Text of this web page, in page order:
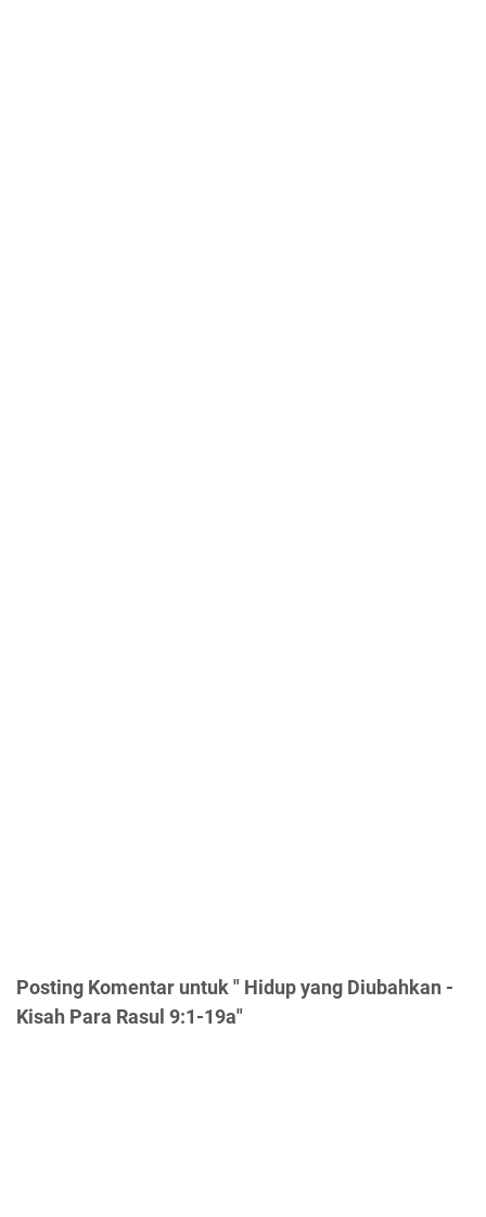
Posting Komentar untuk " Hidup yang Diubahkan -
Kisah Para Rasul 9:1-19a"